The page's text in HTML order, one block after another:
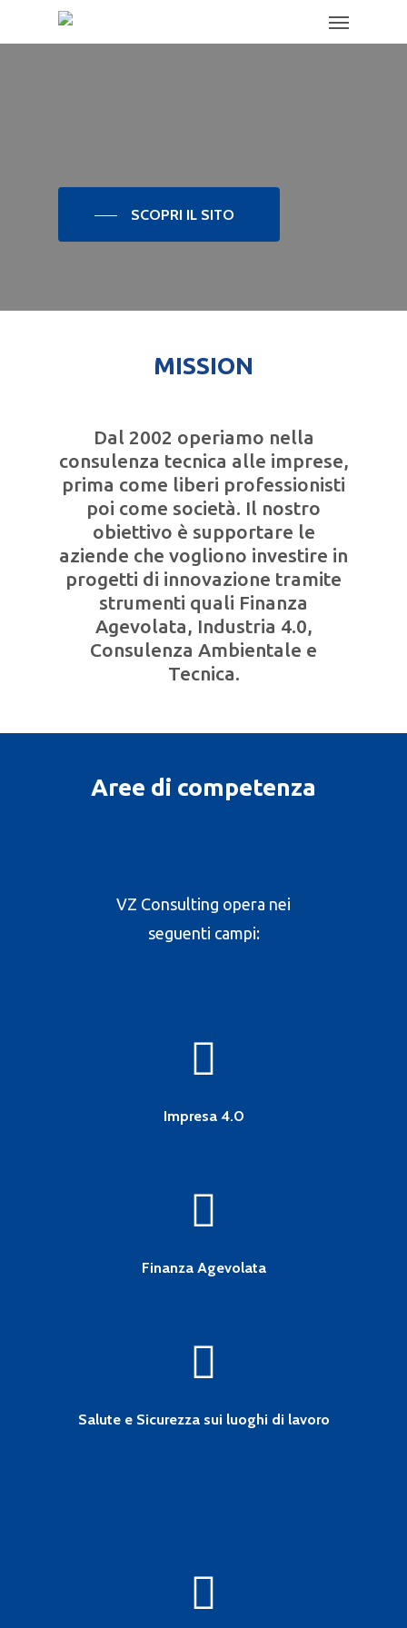
SCOPRI IL SITO
MISSION
Dal 2002 operiamo nella
consulenza tecnica alle imprese,
prima come liberi professionisti
poi come società. Il nostro
obiettivo è supportare le
aziende che vogliono investire in
progetti di innovazione tramite
strumenti quali Finanza
Agevolata, Industria 4.0,
Consulenza Ambientale e
Tecnica.
Aree di competenza
VZ Consulting opera nei
seguenti campi:
Impresa 4.0
Finanza Agevolata
Salute e Sicurezza sui luoghi di lavoro